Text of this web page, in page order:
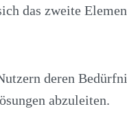
das zweite
deren
abzuleiten.